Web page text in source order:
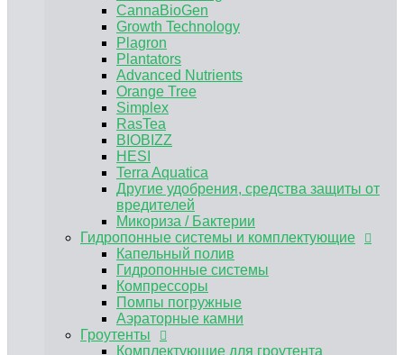
вредителей
Микориза / Бактерии
Гидропонные системы и комплектующие
Капельный полив
Гидропонные системы
Компрессоры
Помпы погружные
Аэраторные камни
Гроутенты
Комплектующие для гроутента
Гроутенты PROBOX BASIC
Гроутенты PROBOX INDOOR HP master
Гроутенты PROBOX ECOPRO
Освещение для растений
Светильники корпусные
Светодиодные светильники LED quantum
board
Лампы ДНАТ
Комплектующие
ЭПРА, ЭмПРА
Вентиляция и климат
Углекислый газ CO2
CannaBioGen
Growth Technology
Plagron
Plantators
Advanced Nutrients
Orange Tree
Simplex
RasTea
BIOBIZZ
HESI
Terra Aquatica
Другие удобрения, средства защиты от
вредителей
Микориза / Бактерии
Гидропонные системы и комплектующие
Капельный полив
Гидропонные системы
Компрессоры
Помпы погружные
Аэраторные камни
Гроутенты
Комплектующие для гроутента